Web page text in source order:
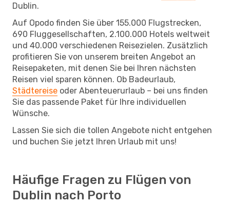
Dublin.
Auf Opodo finden Sie über 155.000 Flugstrecken,
690 Fluggesellschaften, 2.100.000 Hotels weltweit
und 40.000 verschiedenen Reisezielen. Zusätzlich
profitieren Sie von unserem breiten Angebot an
Reisepaketen, mit denen Sie bei Ihren nächsten
Reisen viel sparen können. Ob Badeurlaub,
Städtereise oder Abenteuerurlaub – bei uns finden
Sie das passende Paket für Ihre individuellen
Wünsche.
Lassen Sie sich die tollen Angebote nicht entgehen
und buchen Sie jetzt Ihren Urlaub mit uns!
Häufige Fragen zu Flügen von
Dublin nach Porto